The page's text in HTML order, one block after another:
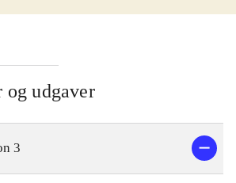
det tredje som er
træk meget
i serien,
the adventurer of
i
er prinsessen
ikke gider være
udgaver
3